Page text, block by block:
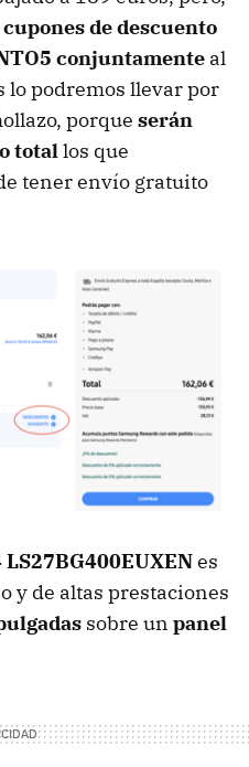
cupones de descuento
conjuntamente al
lo podremos llevar por
porque serán
totallos que
tener envío gratuito
LS27BG400EUXENes
y de altas prestaciones
sobre un panel